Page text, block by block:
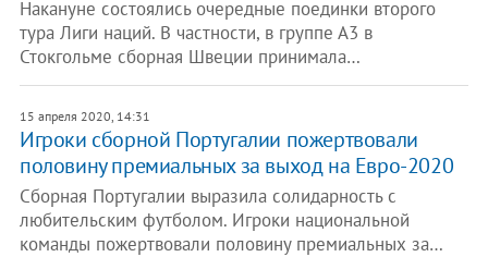
Накануне состоялись очередные поединки второго
тура Лиги наций. В частности, в группе А3 в
Стокгольме сборная Швеции принимала…
15 апреля 2020, 14:31
Игроки сборной Португалии пожертвовали
половину премиальных за выход на Евро-2020
Сборная Португалии выразила солидарность с
любительским футболом. Игроки национальной
команды пожертвовали половину премиальных за…